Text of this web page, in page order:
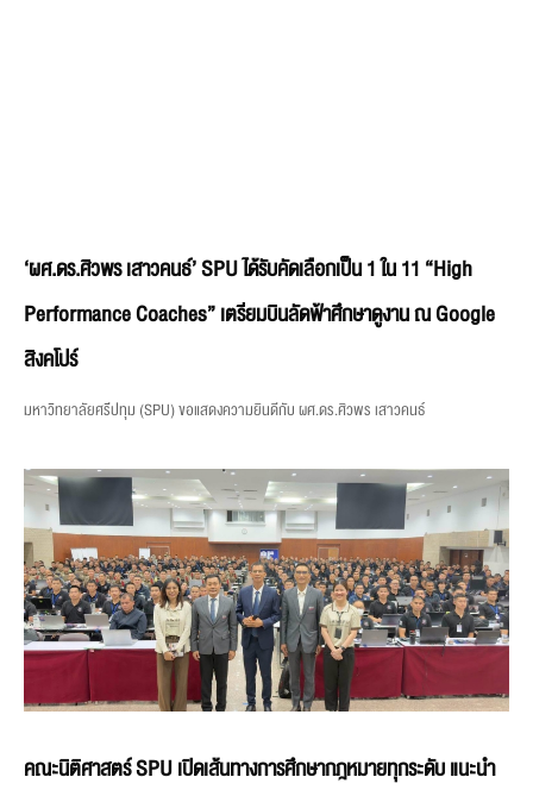
‘ผศ.ดร.ศิวพร เสาวคนธ์’ SPU ได้รับคัดเลือกเป็น 1 ใน 11 “High
Performance Coaches” เตรียมบินลัดฟ้าศึกษาดูงาน ณ Google
สิงคโปร์
มหาวิทยาลัยศรีปทุม (SPU) ขอแสดงความยินดีกับ ผศ.ดร.ศิวพร เสาวคนธ์
คณะนิติศาสตร์ SPU เปิดเส้นทางการศึกษากฎหมายทุกระดับ แนะนำ